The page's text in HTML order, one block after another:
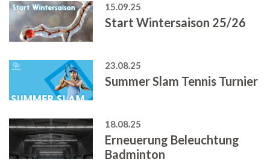
15.09.25
Start Wintersaison 25/26
23.08.25
Summer Slam Tennis Turnier
18.08.25
Erneuerung Beleuchtung
Badminton